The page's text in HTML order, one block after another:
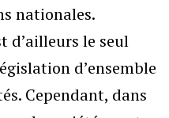
nationales.
d’ailleurs le seul
d’ensemble
Cependant, dans